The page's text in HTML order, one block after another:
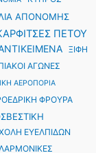
ΑΠΟΝΟΜΗΣ
ΠΕΤΟΥ
ΞΙΦΗ
ΑΓΩΝΕΣ
ΑΕΡΟΠΟΡΙΑ
ΦΡΟΥΡΑ
ΕΥΕΛΠΙΔΩΝ